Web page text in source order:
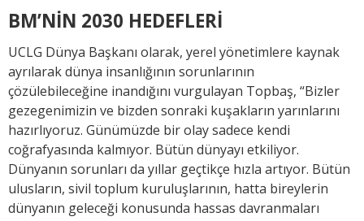
BM’NİN 2030 HEDEFLERİ
UCLG Dünya Başkanı olarak, yerel yönetimlere kaynak
ayrılarak dünya insanlığının sorunlarının
çözülebileceğine inandığını vurgulayan Topbaş, “Bizler
gezegenimizin ve bizden sonraki kuşakların yarınlarını
hazırlıyoruz. Günümüzde bir olay sadece kendi
coğrafyasında kalmıyor. Bütün dünyayı etkiliyor.
Dünyanın sorunları da yıllar geçtikçe hızla artıyor. Bütün
ulusların, sivil toplum kuruluşlarının, hatta bireylerin
dünyanın geleceği konusunda hassas davranmaları